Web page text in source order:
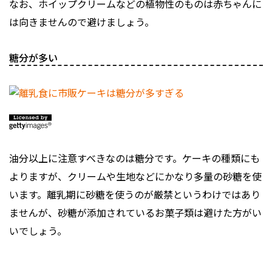
なお、ホイップクリームなどの植物性のものは赤ちゃんに
は向きませんので避けましょう。
糖分が多い
油分以上に注意すべきなのは糖分です。ケーキの種類にも
よりますが、クリームや生地などにかなり多量の砂糖を使
います。離乳期に砂糖を使うのが厳禁というわけではあり
ませんが、砂糖が添加されているお菓子類は避けた方がい
いでしょう。